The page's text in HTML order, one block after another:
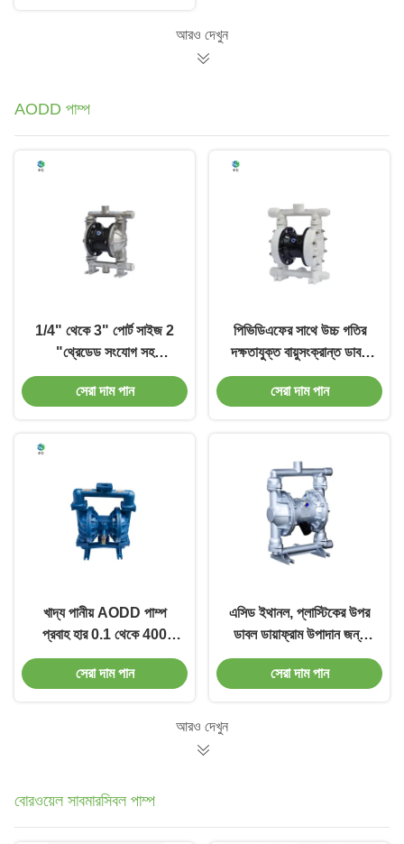
আরও দেখুন
AODD পাম্প
1/4" থেকে 3" পোর্ট সাইজ 2
"থ্রেডেড সংযোগ সহ
বায়ুসংক্রান্ত ডাবল ডায়াফ্রাগম
পাম্প
সেরা দাম পান
পিভিডিএফের সাথে উচ্চ গতির
দক্ষতাযুক্ত বায়ুসংক্রান্ত ডাবল
ডায়াফ্রাম পাম্প
সেরা দাম পান
খাদ্য পানীয় AODD পাম্প
প্রবাহ হার 0.1 থেকে 400
জিপিএম এবং পোর্ট আকার 1/4
থেকে 3
সেরা দাম পান
এসিড ইথানল, প্লাস্টিকের উপর
ডাবল ডায়াফ্রাম উপাদান জন্য
বায়ুসংক্রান্ত ডায়াফ্রাম পাম্প /
এসএস 316
সেরা দাম পান
আরও দেখুন
বোরওয়েল সাবমারসিবল পাম্প